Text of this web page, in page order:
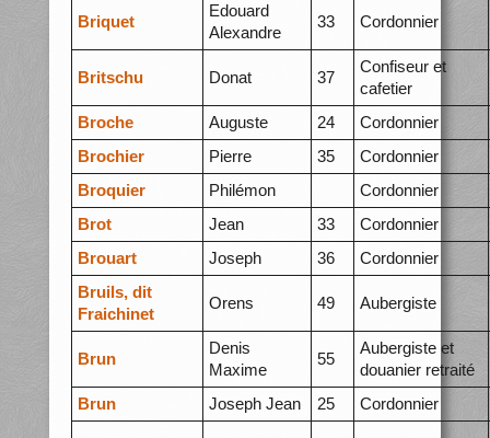
Briquet
Edouard
Alexandre
33 Cordonnier
Britschu Donat 37
Confiseur et
cafetier
Broche
Auguste 24
Cordonnier
Brochier
Pierre 35
Cordonnier
Broquier
Philémon
Cordonnier
Brot
Jean 33
Cordonnier
Brouart
Joseph 36
Cordonnier
Bruils, dit
Fraichinet
Orens 49 Aubergiste
Brun
Denis
Maxime
55
Aubergiste et
douanier retraité
Brun
Joseph Jean 25 Cordonnier